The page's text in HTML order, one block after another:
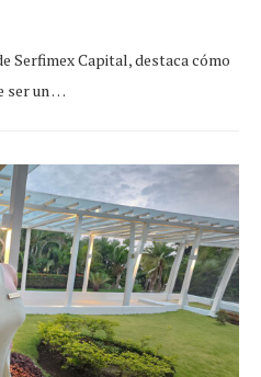
Serfimex Capital, destaca cómo
ser un …